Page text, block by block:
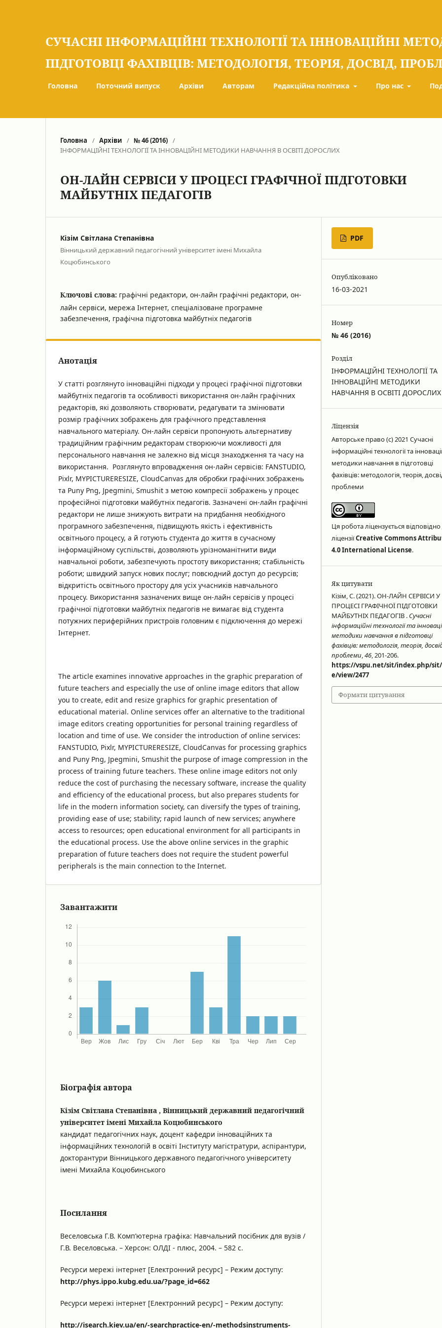
СУЧАСНІ ІНФОРМАЦІЙНІ ТЕХНОЛОГІЇ ТА ІННОВАЦІЙНІ
ПІДГОТОВЦІ ФАХІВЦІВ: МЕТОДОЛОГІЯ, ТЕОРІЯ, ДОСВІД,
Головна Поточний випуск Архіви Авторам Редакційна політика Про нас
Головна / Архіви / № 46 (2016) /
ІНФОРМАЦІЙНІ ТЕХНОЛОГІЇ ТА ІННОВАЦІЙНІ МЕТОДИКИ НАВЧАННЯ В ОСВІТІ ДОРОСЛИХ
ОН-ЛАЙН СЕРВІСИ У ПРОЦЕСІ ГРАФІЧНОЇ ПІДГОТОВКИ
МАЙБУТНІХ ПЕДАГОГІВ
Кізім Світлана Степанівна
Вінницький державний педагогічний університет імені Михайла
Коцюбинського
Ключові слова: графічні редактори, он-лайн графічні редактори, он-
лайн сервіси, мережа Інтернет, спеціалізоване програмне
забезпечення, графічна підготовка майбутніх педагогів
Анотація
У статті розглянуто інноваційні підходи у процесі графічної підготовки
майбутніх педагогів та особливості використання он-лайн графічних
редакторів, які дозволяють створювати, редагувати та змінювати
розмір графічних зображень для графічного представлення
навчального матеріалу. Он-лайн сервіси пропонують альтернативу
традиційним графічним редакторам створюючи можливості для
персонального навчання не залежно від місця знаходження та часу на
використання. Розглянуто впровадження он-лайн сервісів: FANSTUDIO,
Pixlr, MYPICTURERESIZE, CloudCanvas для обробки графічних зображень
та Puny Png, Jpegmini, Smushit з метою компресії зображень у процес
професійної підготовки майбутніх педагогів. Зазначені он-лайн графічні
редактори не лише знижують витрати на придбання необхідного
програмного забезпечення, підвищують якість і ефективність
освітнього процесу, а й готують студента до життя в сучасному
інформаційному суспільстві, дозволяють урізноманітнити види
навчальної роботи, забезпечують простоту використання; стабільність
роботи; швидкий запуск нових послуг; повсюдний доступ до ресурсів;
відкритість освітнього простору для усіх учасників навчального
процесу. Використання зазначених вище он-лайн сервісів у процесі
графічної підготовки майбутніх педагогів не вимагає від студента
потужних периферійних пристроїв головним є підключення до мережі
Інтернет.
The article examines innovative approaches in the graphic preparation of
future teachers and especially the use of online image editors that allow
you to create, edit and resize graphics for graphic presentation of
educational material. Online services offer an alternative to the traditional
image editors creating opportunities for personal training regardless of
location and time of use. We consider the introduction of online services:
FANSTUDIO, Pixlr, MYPICTURERESIZE, CloudCanvas for processing graphics
and Puny Png, Jpegmini, Smushit the purpose of image compression in the
process of training future teachers. These online image editors not only
reduce the cost of purchasing the necessary software, increase the quality
and efficiency of the educational process, but also prepares students for
life in the modern information society, can diversify the types of training,
providing ease of use; stability; rapid launch of new services; anywhere
access to resources; open educational environment for all participants in
the educational process. Use the above online services in the graphic
preparation of future teachers does not require the student powerful
peripherals is the main connection to the Internet.
Завантажити
Біографія автора
Кізім Світлана Степанівна , Вінницький державний педагогічний
університет імені Михайла Коцюбинського
кандидат педагогічних наук, доцент кафедри інноваційних та
інформаційних технологій в освіті Інституту магістратури, аспірантури,
докторантури Вінницького державного педагогічного університету
імені Михайла Коцюбинського
Посилання
Веселовська Г.В. Комп’ютерна графіка: Навчальний посібник для вузів /
Г.В. Веселовська. – Херсон: ОЛДІ - плюс, 2004. – 582 с.
Ресурси мережі інтернет [Електронний ресурс] – Режим доступу:
http://phys.ippo.kubg.edu.ua/?page_id=662
Ресурси мережі інтернет [Електронний ресурс] – Режим доступу:
http://isearch.kiev.ua/en/-searchpractice-en/-methodsinstruments-
PDF
Опубліковано
16-03-2021
Номер
№ 46 (2016)
Розділ
ІНФОРМАЦІЙНІ ТЕХНОЛОГІЇ ТА
ІННОВАЦІЙНІ МЕТОДИКИ
НАВЧАННЯ В ОСВІТІ ДОРОСЛИХ
Ліцензія
Авторське право (c) 2021 Сучасні
інформаційні технології та
методики навчання в підготовці
фахівців: методологія, теорія,
проблеми
Ця робота ліцензується
ліцензіїCreative Commons
4.0 International License.
Як цитувати
Кізім, С. (2021). ОН-ЛАЙН СЕРВІСИ У
ПРОЦЕСІ ГРАФІЧНОЇ ПІДГОТОВКИ
МАЙБУТНІХ ПЕДАГОГІВ . Сучасні
інформаційні технології та
методики навчання в підготовці
фахівців: методологія, теорія,
проблеми,46, 201-206.
https://vspu.net/sit/index.php/
e/view/2477
Формати цитування